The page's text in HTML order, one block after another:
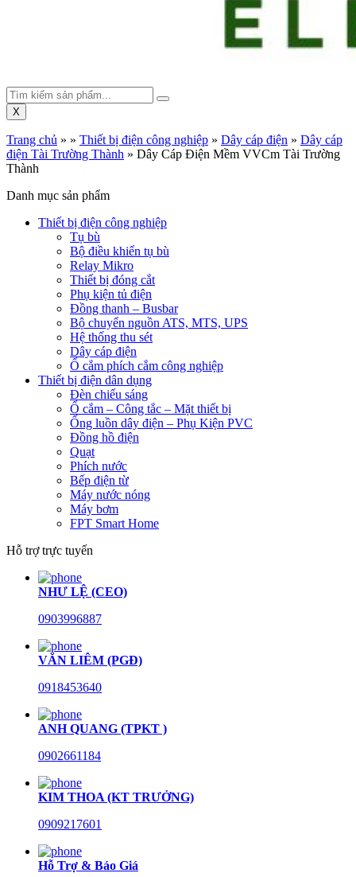
X
Trang chủ » » Thiết bị điện công nghiệp » Dây cáp điện » Dây cáp
điện Tài Trường Thành » Dây Cáp Điện Mềm VVCm Tài Trường
Thành
Danh mục sản phẩm
Thiết bị điện công nghiệp
Tụ bù
Bộ điều khiển tụ bù
Relay Mikro
Thiết bị đóng cắt
Phụ kiện tủ điện
Đồng thanh – Busbar
Bộ chuyển nguồn ATS, MTS, UPS
Hệ thống thu sét
Dây cáp điện
Ổ cắm phích cắm công nghiệp
Thiết bị điện dân dụng
Đèn chiếu sáng
Ổ cắm – Công tắc – Mặt thiết bị
Ống luồn dây điện – Phụ Kiện PVC
Đồng hồ điện
Quạt
Phích nước
Bếp điện từ
Máy nước nóng
Máy bơm
FPT Smart Home
Hỗ trợ trực tuyến
NHƯ LỆ (CEO)
0903996887
VĂN LIÊM (PGĐ)
0918453640
ANH QUANG (TPKT )
0902661184
KIM THOA (KT TRƯỞNG)
0909217601
Hỗ Trợ & Báo Giá